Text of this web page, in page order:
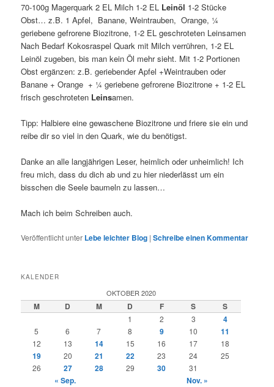
70-100g Magerquark 2 EL Milch 1-2 EL Leinöl 1-2 Stücke
Obst… z.B. 1 Apfel, Banane, Weintrauben, Orange, ¼
geriebene gefrorene Biozitrone, 1-2 EL geschroteten Leinsamen
Nach Bedarf Kokosraspel Quark mit Milch verrühren, 1-2 EL
Leinöl zugeben, bis man kein Öl mehr sieht. Mit 1-2 Portionen
Obst ergänzen: z.B. geriebender Apfel +Weintrauben oder
Banane + Orange + ¼ geriebene gefrorene Biozitrone + 1-2 EL
frisch geschroteten Leinsamen.
Tipp: Halbiere eine gewaschene Biozitrone und friere sie ein und
reibe dir so viel in den Quark, wie du benötigst.
Danke an alle langjährigen Leser, heimlich oder unheimlich! Ich
freu mich, dass du dich ab und zu hier niederlässt um ein
bisschen die Seele baumeln zu lassen…
Mach ich beim Schreiben auch.
Veröffentlicht unter Lebe leichter Blog |Schreibe einen Kommentar
KALENDER
OKTOBER 2020
M D M D F S S
1 2 3 4
5 6 7 8 9 10 11
12 13 14 15 16 17 18
19 20 21 22 23 24
25
26
27 28 29 30 31
« Sep. Nov. »